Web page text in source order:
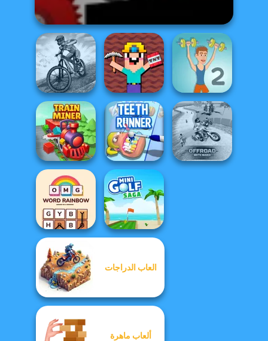
MX Offroad
Master
Noob Miner:
Escape From
Prison
Muscle Clicker 2
Train Miner Teeth Runner
OMG Word
Rainbow
العاب الدراجات
ألعاب ماهرة